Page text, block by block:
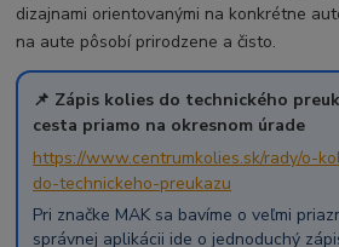
dizajnami orientovanými na konkrétne
na aute pôsobí prirodzene a čisto.
📌 Zápis kolies do technického
cesta priamo na okresnom úrade
https://www.centrumkolies.sk/rady/o-
do-technickeho-preukazu
Pri značke MAK sa bavíme o veľmi
správnej aplikácii ide o jednoduchý